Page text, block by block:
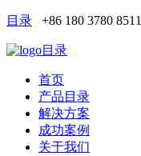
目录 +86 180 3780 8511
目录
首页
产品目录
解决方案
成功案例
关于我们